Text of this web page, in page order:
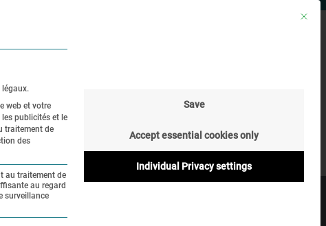
Mit
légaux.
web et votre
publicités et le
traitement de
des
au traitement de
au regard
surveillance
Save
Accept essential cookies only
Individual Privacy settings